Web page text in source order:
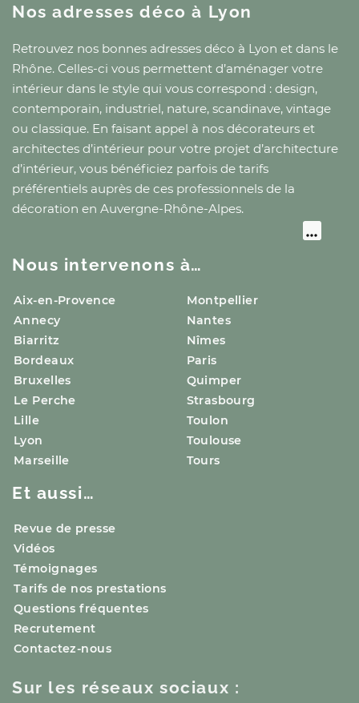
Nos adresses décoà Lyon
Retrouvez nos bonnes adresses déco à Lyon et dans le
Rhône. Celles-ci vous permettent d’aménager votre
intérieur dans le style qui vous correspond : design,
contemporain, industriel, nature, scandinave, vintage
ou classique. En faisant appel à nos décorateurs et
architectes d’intérieur pour votre projet d’architecture
d’intérieur, vous bénéficiez parfois de tarifs
préférentiels auprès de ces professionnels de la
décoration en Auvergne-Rhône-Alpes.
Nous intervenons à…
Aix-en-Provence
Annecy
Biarritz
Bordeaux
Bruxelles
Le Perche
Lille
Lyon
Marseille
Montpellier
Nantes
Nîmes
Paris
Quimper
Strasbourg
Toulon
Toulouse
Tours
Et aussi…
Revue de presse
Vidéos
Témoignages
Tarifs de nos prestations
Questions fréquentes
Recrutement
Contactez-nous
Sur les réseaux sociaux :